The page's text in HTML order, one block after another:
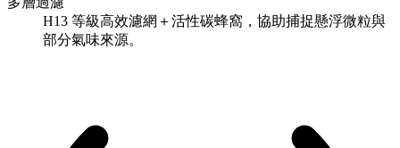
H13 等級高效濾網＋活性碳蜂窩，協助捕捉懸浮微粒與
部分氣味來源。